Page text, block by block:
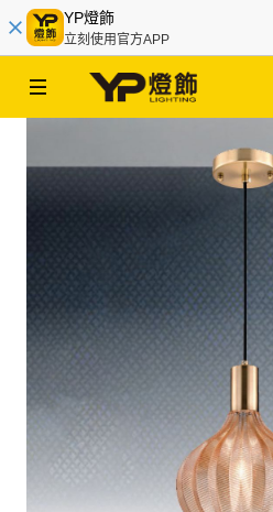
YP燈飾
立刻使用官方APP